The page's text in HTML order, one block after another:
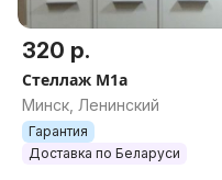
320 р.
Стеллаж М1а
Минск, Ленинский
Гарантия
Доставка по Беларуси